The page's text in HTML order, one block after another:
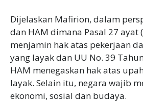
Dijelaskan Mafirion, dalam
dan HAM dimana Pasal 27 ayat
menjamin hak atas pekerjaan
yang layak dan UU No. 39
HAM menegaskan hak atas
layak. Selain itu, negara wajib
ekonomi, sosial dan budaya.